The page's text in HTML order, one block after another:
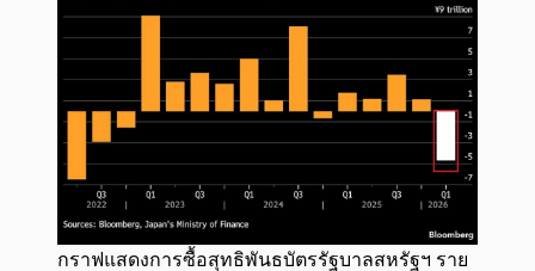
กราฟแสดงการซื้อสุทธิพันธบัตรรัฐบาลสหรัฐฯ ราย